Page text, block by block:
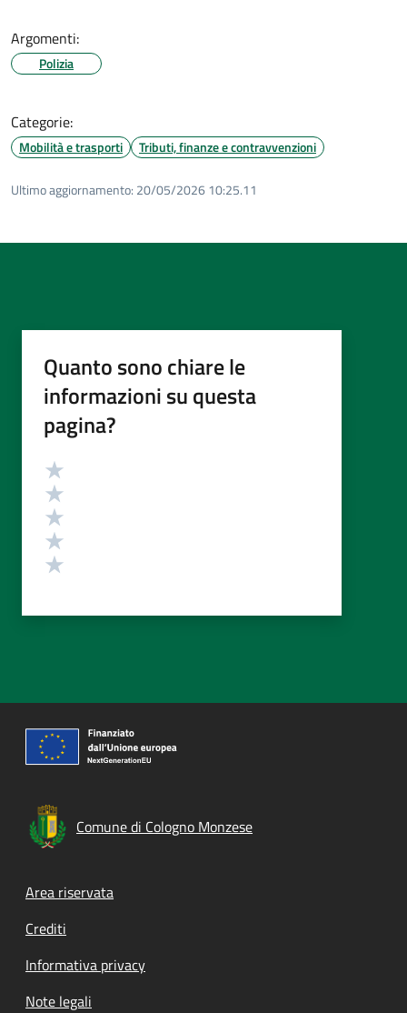
Argomenti:
Polizia
Categorie:
Mobilità e trasporti Tributi, finanze e contravvenzioni
Ultimo aggiornamento: 20/05/2026 10:25.11
Quanto sono chiare le
informazioni su questa
pagina?
Valutazione
Comune di Cologno Monzese
Footer menu
Area riservata
Crediti
Informativa privacy
Note legali